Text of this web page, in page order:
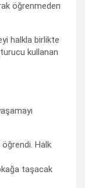
öğrenmeden
halkla birlikte
kullanan
öğrendi. Halk
taşacak